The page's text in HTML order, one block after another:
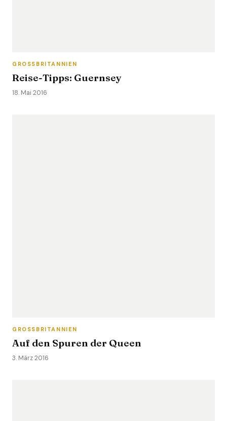
GROSSBRITANNIEN
Reise-Tipps: Guernsey
18. Mai 2016
GROSSBRITANNIEN
Auf den Spuren der Queen
3. März 2016